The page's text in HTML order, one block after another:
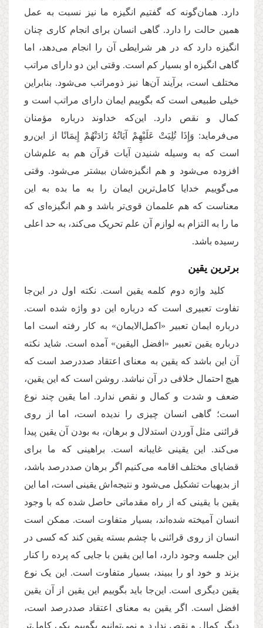
دارد. همان‌گونه که گفتیم انگیزه ما نیز نسبت به عمل
همین حالت را دارد. گاهی انسان برای انجام کاری چنان
انگیزه دارد که در هر شرایطی آن را انجام می‌دهد، اما
گاهی انگیزه او بسیار کم است. وقتی این دو دارای مراتب
مختلف است، برآیند آن‌ها نیز ذومراتب می‌شود. بنابراین
خیلی طبیعی است که بگوییم ایمان دارای مراتب است و
کمال و نقص دارد. این‌که خداوند درباره مؤمنان
می‌فرماید: وَإِذَا تُلِیَتْ عَلَیْهِمْ آیَاتُهُ زَادَتْهُمْ إِیمَانًا از این‌رو
است که به وسیله شنیدن آیات قرآن هم به علمشان
افزوده می‌شود و هم انگیزه‌شان بیشتر می‌شود. وقتی
می‌گوییم خدایا کامل‌ترین ایمان را به ما بده به این
معناست که هم علممان قوی‌تر باشد و هم انگیزه‌ای که
ما را به التزام به لوازم آن علم تحریک می‌کند، به حد اعلی
رسیده باشد.
برترین یقین
کلید واژه دوم کلمه یقین است. نکته اول در این‌جا
تفاوت تعبیری است که درباره این دو واژه شده است.
درباره ایمان تعبیر «اکمل‌الایمان» به کار رفته است اما
درباره یقین تعبیر «افضل الیقین» آمده است. شاید نکته
آن این باشد که یقین به معنای اعتقاد صددرصد است که
هیچ احتمال خلافی در آن نباشد. روشن است که این یقین،
ضعف و شدت و کمال و نقص ندارد. اما یقین چند نوع
است؛ گاهی انسان چیزی را ندیده است، اما از روی
قرائنی مثل آوردن استدلال و برهان، به بودن آن یقین پیدا
می‌کند. این یقینی غایبانه‌ است. براهینی که ما برای
قضایای مختلف اقامه می‌کنیم اگر برهان صددرصد باشد،
از بدیهیات تشکیل می‌شود و نتیجه‌اش یقینی است، اما این
یقین با یقینی که از راه مقدماتی حاصل شده که با وجود
انسان آمیخته شده‌اند، بسیار متفاوت است. ممکن است
انسان از روی قرائنی با چشم بسته یقین کند که کسی در
این جلسه وجود دارد، اما این یقین با جایی که پرده را کنار
بزند و خود او را ببیند، بسیار متفاوت است. این یک نوع
یقین دیگری است. این‌جا باید بگوییم این یقین از آن یقین
افضل است. اگر یقین به معنای اعتقاد صددرصد است،
دیگر کمال و نقص ندارد و نمی‌توانیم بگوییم یکی کامل‌تر